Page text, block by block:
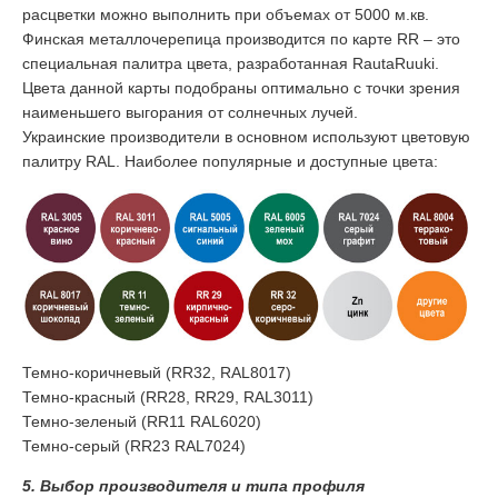
расцветки можно выполнить при объемах от 5000 м.кв.
Финская металлочерепица производится по карте RR – это
специальная палитра цвета, разработанная RautaRuuki.
Цвета данной карты подобраны оптимально с точки зрения
наименьшего выгорания от солнечных лучей.
Украинские производители в основном используют цветовую
палитру RAL. Наиболее популярные и доступные цвета:
Темно-коричневый (RR32, RAL8017)
Темно-красный (RR28, RR29, RAL3011)
Темно-зеленый (RR11 RAL6020)
Темно-серый (RR23 RAL7024)
5. Выбор производителя и типа профиля